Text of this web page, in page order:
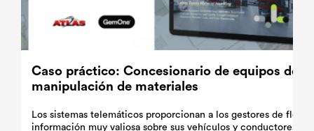
Caso práctico: Concesionario de equipos de
manipulación de materiales
Los sistemas telemáticos proporcionan a los gestores de flotas
información muy valiosa sobre sus vehículos y conductores.